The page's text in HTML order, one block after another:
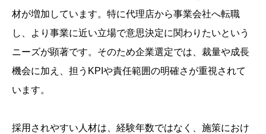
材が増加しています。特に代理店から事業会社へ転職
し、より事業に近い立場で意思決定に関わりたいという
ニーズが顕著です。そのため企業選定では、裁量や成長
機会に加え、担うKPIや責任範囲の明確さが重視されて
います。
採用されやすい人材は、経験年数ではなく、施策におけ